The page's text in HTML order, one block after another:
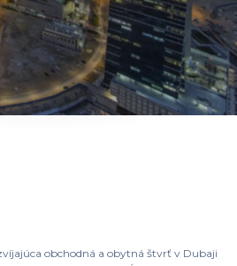
obchodná a obytná štvrť v Dubaji